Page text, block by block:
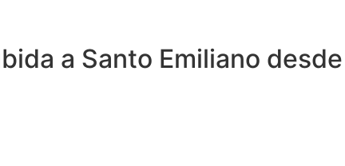
a Santo Emiliano